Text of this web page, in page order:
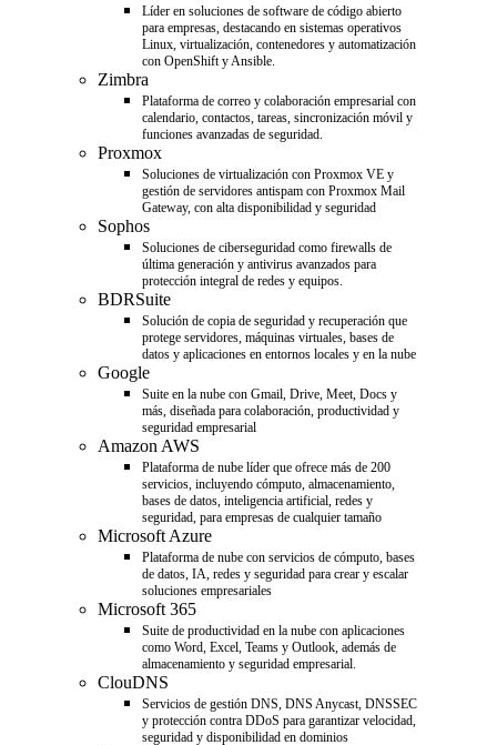
Líder en soluciones de software de código abierto
para empresas, destacando en sistemas operativos
Linux, virtualización, contenedores y automatización
con OpenShift y Ansible.
Zimbra
Plataforma de correo y colaboración empresarial con
calendario, contactos, tareas, sincronización móvil y
funciones avanzadas de seguridad.
Proxmox
Soluciones de virtualización con Proxmox VE y
gestión de servidores antispam con Proxmox Mail
Gateway, con alta disponibilidad y seguridad
Sophos
Soluciones de ciberseguridad como firewalls de
última generación y antivirus avanzados para
protección integral de redes y equipos.
BDRSuite
Solución de copia de seguridad y recuperación que
protege servidores, máquinas virtuales, bases de
datos y aplicaciones en entornos locales y en la nube
Google
Suite en la nube con Gmail, Drive, Meet, Docs y
más, diseñada para colaboración, productividad y
seguridad empresarial
Amazon AWS
Plataforma de nube líder que ofrece más de 200
servicios, incluyendo cómputo, almacenamiento,
bases de datos, inteligencia artificial, redes y
seguridad, para empresas de cualquier tamaño
Microsoft Azure
Plataforma de nube con servicios de cómputo, bases
de datos, IA, redes y seguridad para crear y escalar
soluciones empresariales
Microsoft 365
Suite de productividad en la nube con aplicaciones
como Word, Excel, Teams y Outlook, además de
almacenamiento y seguridad empresarial.
ClouDNS
Servicios de gestión DNS, DNS Anycast, DNSSEC
y protección contra DDoS para garantizar velocidad,
seguridad y disponibilidad en dominios